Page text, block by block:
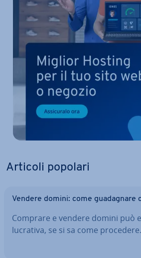
Articoli popolari
Vendere domini: come gua­da­gna­re
Comprare e vendere domini può
lucrativa, se si sa come